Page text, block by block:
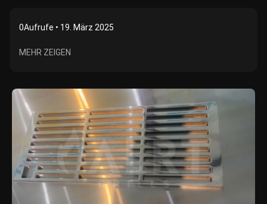
0Aufrufe • 19. März 2025
MEHR ZEIGEN